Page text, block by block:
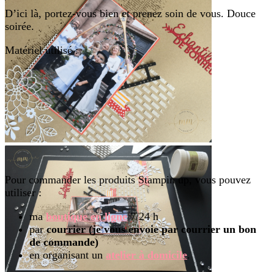
D’ici là, portez-vous bien et prenez soin de vous. Douce
soirée.
Matériel utilisé :
Pour commander les produits Stampin up, vous pouvez
utiliser :
maboutique en ligne 7/24 h
parcourrier (je vous envoie par courrier un bon
de commande)
en organisant un atelier à domicile.